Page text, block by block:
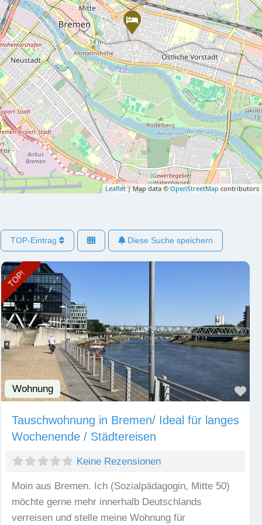
Leaflet| Map data ©OpenStreetMap contributors
TOP-Eintrag Diese Suche speichern
TOP!
Wohnung
Tauschwohnung in Bremen/ Ideal für langes
Wochenende / Städtereisen
Keine Rezensionen
Moin aus Bremen. Ich (Sozialpädagogin, Mitte 50)
möchte gerne mehr innerhalb Deutschlands
verreisen und stelle meine Wohnung für